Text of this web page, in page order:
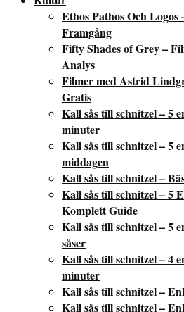
Ethos Pathos Och
Framgång
Fifty Shades of Grey –
Analys
Filmer med Astrid
Gratis
Kall sås till schnitzel – 5
minuter
Kall sås till schnitzel – 5
middagen
Kall sås till schnitzel –
Kall sås till schnitzel – 5
Komplett Guide
Kall sås till schnitzel – 5
såser
Kall sås till schnitzel – 4
minuter
Kall sås till schnitzel –
Kall sås till schnitzel –